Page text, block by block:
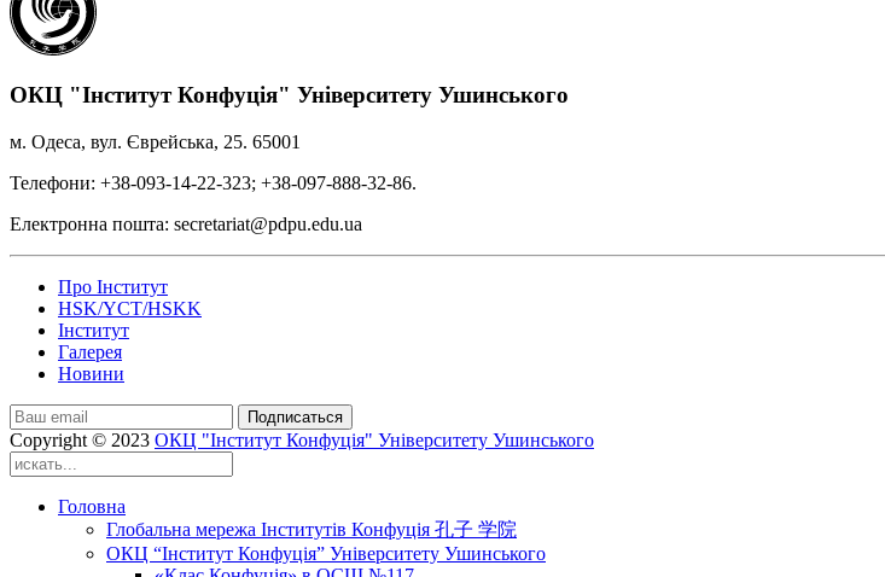
ОКЦ "Інститут Конфуція" Університету Ушинського
м. Одеса, вул. Єврейська, 25. 65001
Телефони: +38-093-14-22-323; +38-097-888-32-86.
Електронна пошта: secretariat@pdpu.edu.ua
Про Інститут
HSK/YCT/HSKK
Інститут
Галерея
Новини
Подписаться
Copyright © 2023 ОКЦ "Інститут Конфуція" Університету Ушинського
Головна
Глобальна мережа Інститутів Конфуція 孔子 学院
ОКЦ “Інститут Конфуція” Університету Ушинського